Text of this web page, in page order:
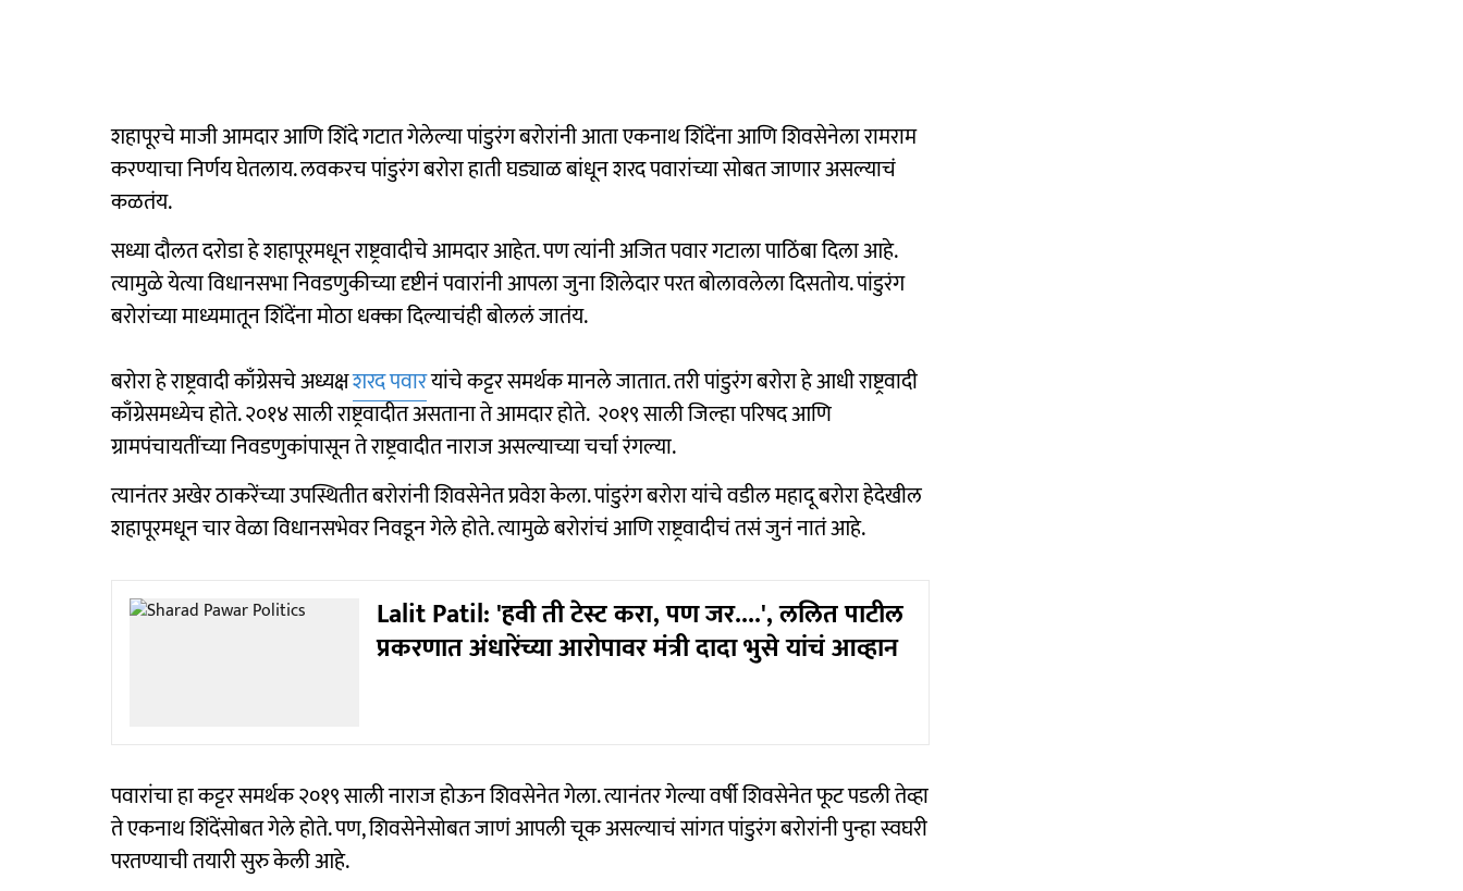
शहापूरचे माजी आमदार आणि शिंदे गटात गेलेल्या पांडुरंग बरोरांनी आता एकनाथ शिंदेंना आणि शिवसेनेला रामराम
करण्याचा निर्णय घेतलाय. लवकरच पांडुरंग बरोरा हाती घड्याळ बांधून शरद पवारांच्या सोबत जाणार असल्याचं
कळतंय.
सध्या दौलत दरोडा हे शहापूरमधून राष्ट्रवादीचे आमदार आहेत. पण त्यांनी अजित पवार गटाला पाठिंबा दिला आहे.
त्यामुळे येत्या विधानसभा निवडणुकीच्या दृष्टीनं पवारांनी आपला जुना शिलेदार परत बोलावलेला दिसतोय. पांडुरंग
बरोरांच्या माध्यमातून शिंदेंना मोठा धक्का दिल्याचंही बोललं जातंय.
बरोरा हे राष्ट्रवादी काँग्रेसचे अध्यक्षशरद पवारयांचे कट्टर समर्थक मानले जातात. तरी पांडुरंग बरोरा हे आधी राष्ट्रवादी
काँग्रेसमध्येच होते. २०१४ साली राष्ट्रवादीत असताना ते आमदार होते. २०१९ साली जिल्हा परिषद आणि
ग्रामपंचायतींच्या निवडणुकांपासून ते राष्ट्रवादीत नाराज असल्याच्या चर्चा रंगल्या.
त्यानंतर अखेर ठाकरेंच्या उपस्थितीत बरोरांनी शिवसेनेत प्रवेश केला. पांडुरंग बरोरा यांचे वडील महादू बरोरा हेदेखील
शहापूरमधून चार वेळा विधानसभेवर निवडून गेले होते. त्यामुळे बरोरांचं आणि राष्ट्रवादीचं तसं जुनं नातं आहे.
Lalit Patil: 'हवी ती टेस्ट करा, पण जर....', ललित पाटील
प्रकरणात अंधारेंच्या आरोपावर मंत्री दादा भुसे यांचं आव्हान
पवारांचा हा कट्टर समर्थक २०१९ साली नाराज होऊन शिवसेनेत गेला. त्यानंतर गेल्या वर्षी शिवसेनेत फूट पडली तेव्हा
ते एकनाथ शिंदेंसोबत गेले होते. पण, शिवसेनेसोबत जाणं आपली चूक असल्याचं सांगत पांडुरंग बरोरांनी पुन्हा स्वघरी
परतण्याची तयारी सुरु केली आहे.